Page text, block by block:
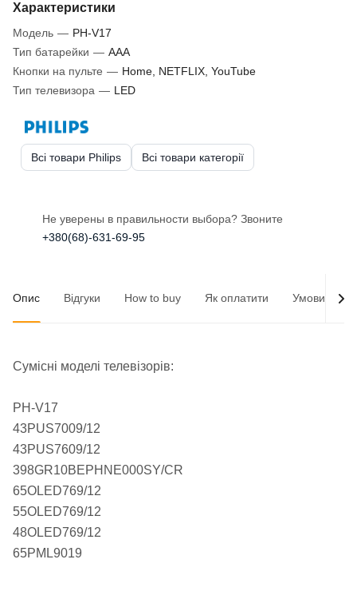
Характеристики
Модель — PH-V17
Тип батарейки — AAA
Кнопки на пульте — Home, NETFLIX, YouTube
Тип телевизора — LED
Всі товари Philips Всі товари категорії
Не уверены в правильности выбора? Звоните
+380(68)-631-69-95
Опис Відгуки How to buy Як оплатити Умови
Сумісні моделі телевізорів:
PH-V17
43PUS7009/12
43PUS7609/12
398GR10BEPHNE000SY/CR
65OLED769/12
55OLED769/12
48OLED769/12
65PML9019